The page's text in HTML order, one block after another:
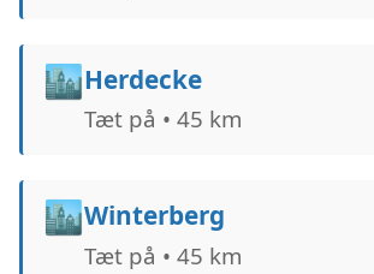
🏙️Herdecke
Tæt på • 45 km
🏙️Winterberg
Tæt på • 45 km